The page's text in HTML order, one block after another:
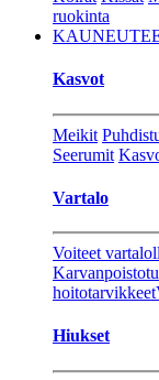
ruokinta
Kasvot
Meikit
Seerumit
Vartalo
Voiteet
hoitotarvikkeet
Hiukset